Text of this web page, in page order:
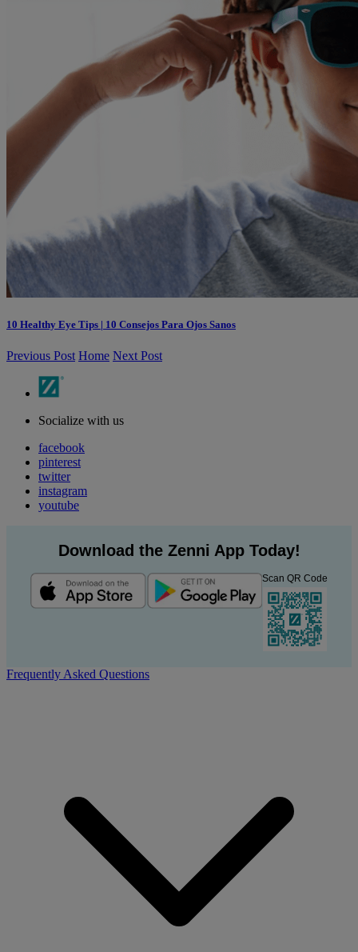
10 Healthy Eye Tips | 10 Consejos Para Ojos Sanos
Previous Post Home Next Post
Socialize with us
facebook
pinterest
twitter
instagram
youtube
Download the Zenni App Today!
Scan QR Code
Frequently Asked Questions